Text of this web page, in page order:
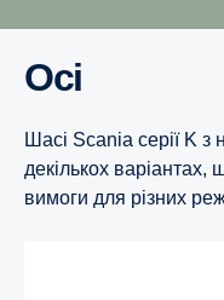
Осі
Шасі Scania серії K
декількох
вимоги для різних